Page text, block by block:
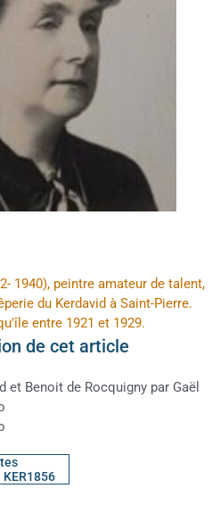
1940), peintre amateur de talent,
du Kerdavid à Saint-Pierre.
entre 1921 et 1929.
de cet article
et Benoit de Rocquigny par Gaël